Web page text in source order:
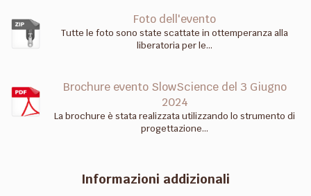
Foto dell'evento
Tutte le foto sono state scattate in ottemperanza alla
liberatoria per le...
Brochure evento SlowScience del 3 Giugno
2024
La brochure è stata realizzata utilizzando lo strumento di
progettazione...
Informazioni addizionali